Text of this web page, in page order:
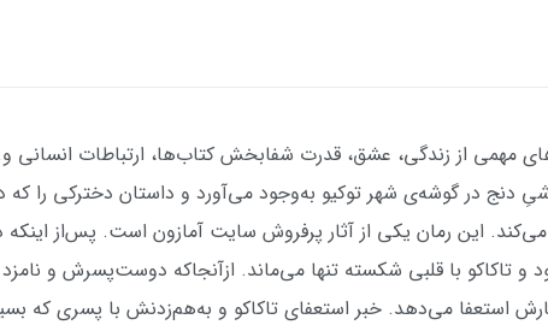
مهمی از زندگی، عشق، قدرت شفابخش کتاب‌ها، ارتباطات انسانی
دنج در گوشه‌ی شهر توکیو به‌وجود می‌آورد و داستان دخترکی را که
می‌کند. این رمان یکی از آثار پرفروش سایت آمازون است. پس‌از
و تاکاکو با قلبی شکسته تنها می‌ماند. ازآنجاکه دوست‌پسرش و
استعفا می‌دهد. خبر استعفای تاکاکو و به‌هم‌زدنش با پسری که